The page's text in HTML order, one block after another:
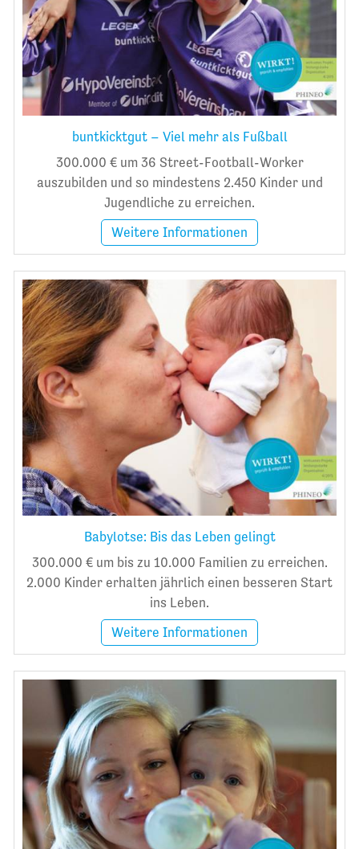
buntkicktgut – Viel mehr als Fußball
300.000 € um 36 Street-Football-Worker
auszubilden und so mindestens 2.450 Kinder und
Jugendliche zu erreichen.
Weitere Informationen
Babylotse: Bis das Leben gelingt
300.000 € um bis zu 10.000 Familien zu erreichen.
2.000 Kinder erhalten jährlich einen besseren Start
ins Leben.
Weitere Informationen